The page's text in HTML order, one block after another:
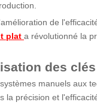
de
plat a révolutionné la
des
manuels aux
précision et